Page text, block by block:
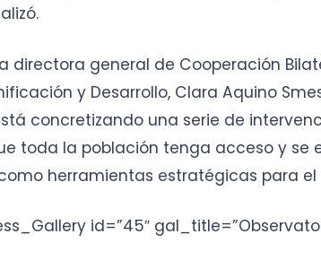
directora general de Cooperación
y Desarrollo, Clara Aquino
concretizando una serie de
toda la población tenga acceso y se
herramientas estratégicas para el
id=”45″